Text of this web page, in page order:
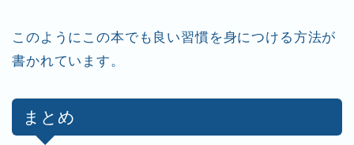
このようにこの本でも良い習慣を身につける方法が
書かれています。
まとめ